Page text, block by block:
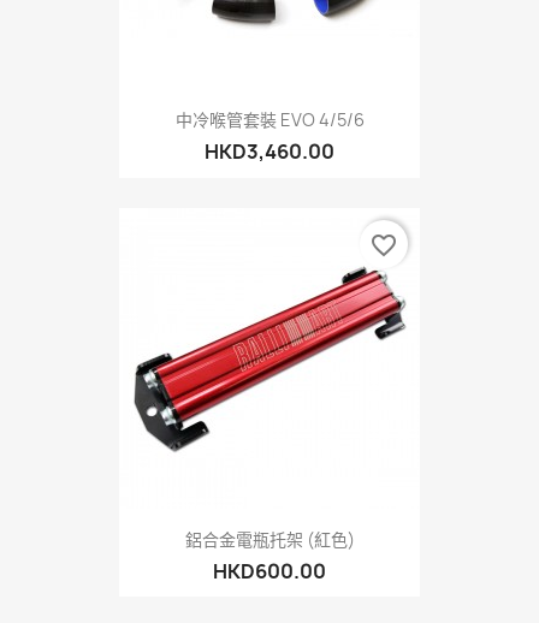
中冷喉管套裝 EVO 4/5/6
HKD3,460.00
鋁合金電瓶托架 (紅色)
HKD600.00
favorite_border